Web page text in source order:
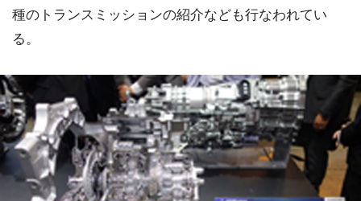
種のトランスミッションの紹介なども行なわれてい
る。